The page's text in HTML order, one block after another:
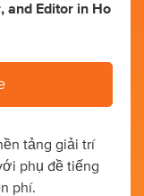
, and Editor in Ho
tảng giải trí
phụ đề tiếng
phí.